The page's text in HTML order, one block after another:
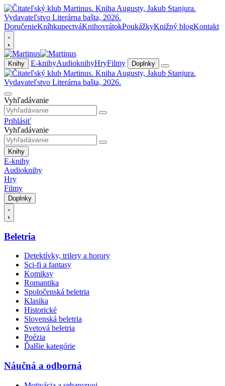
DoručenieKníhkupectváKnihovrátokPoukážkyKnižný blogKontakt
Knihy E-knihyAudioknihyHryFilmy Doplnky
Vyhľadávanie
Prihlásiť
Vyhľadávanie
Knihy
E-knihy
Audioknihy
Hry
Filmy
Doplnky
Beletria
Detektívky, trilery a horory
Sci-fi a fantasy
Komiksy
Romantika
Spoločenská beletria
Klasika
Historické
Slovenská beletria
Svetová beletria
Poézia
Ďalšie kategórie
Náučná a odborná